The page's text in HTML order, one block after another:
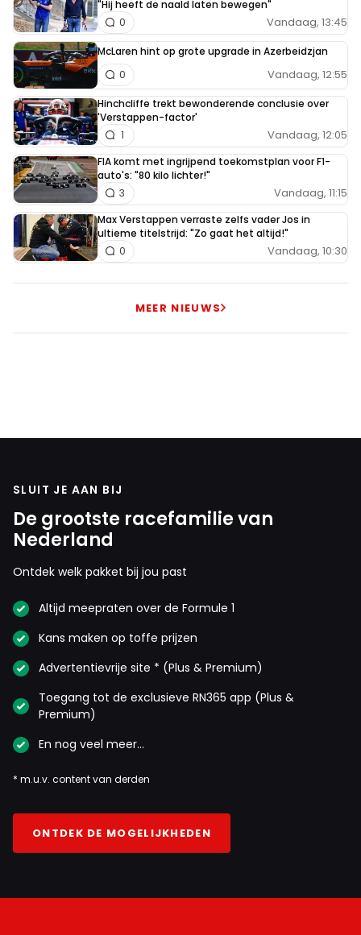
"Hij heeft de naald laten bewegen"
Vandaag, 13:45
0
McLaren hint op grote upgrade in Azerbeidzjan
Vandaag, 12:55
0
Hinchcliffe trekt bewonderende conclusie over
'Verstappen-factor'
Vandaag, 12:05
1
FIA komt met ingrijpend toekomstplan voor F1-
auto's: "80 kilo lichter!"
Vandaag, 11:15
3
Max Verstappen verraste zelfs vader Jos in
ultieme titelstrijd: "Zo gaat het altijd!"
Vandaag, 10:30
0
MEER NIEUWS
SLUIT JE AAN BIJ
De grootste racefamilie van
Nederland
Ontdek welk pakket bij jou past
Altijd meepraten over de Formule 1
Kans maken op toffe prijzen
Advertentievrije site * (Plus & Premium)
Toegang tot de exclusieve RN365 app (Plus &
Premium)
En nog veel meer…
* m.u.v. content van derden
ONTDEK DE MOGELIJKHEDEN